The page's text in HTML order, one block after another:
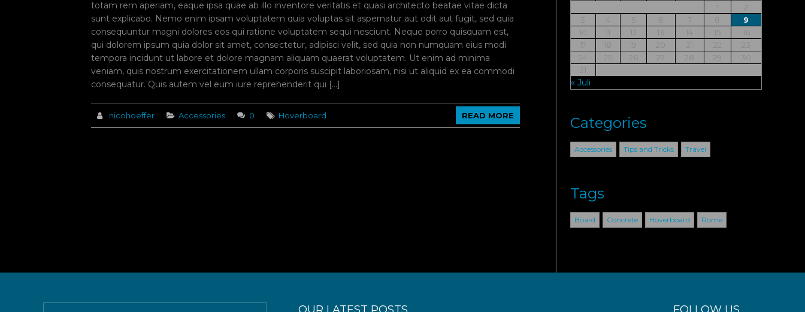
totam rem aperiam, eaque ipsa quae ab illo inventore veritatis et quasi architecto beatae vitae dicta
sunt explicabo. Nemo enim ipsam voluptatem quia voluptas sit aspernatur aut odit aut fugit, sed quia
consequuntur magni dolores eos qui ratione voluptatem sequi nesciunt. Neque porro quisquam est,
qui dolorem ipsum quia dolor sit amet, consectetur, adipisci velit, sed quia non numquam eius modi
tempora incidunt ut labore et dolore magnam aliquam quaerat voluptatem. Ut enim ad minima
veniam, quis nostrum exercitationem ullam corporis suscipit laboriosam, nisi ut aliquid ex ea commodi
consequatur. Quis autem vel eum iure reprehenderit qui […]
nicohoeffer Accessories 0 Hoverboard READ MORE
1
2
3
4 5 6 7 8
9
10
11 12 13 14 15
16
17
18 19 20 21 22
23
24
25 26 27 28 29
30
31
« Juli
Categories
Accessories Tips and Tricks Travel
Tags
Board Concrete Hoverboard Rome